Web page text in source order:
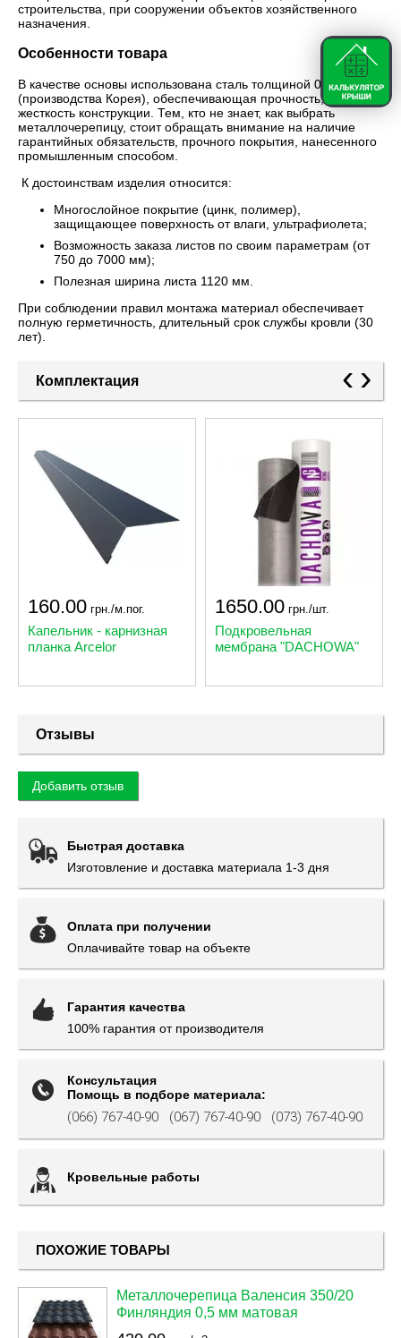
строительства, при сооружении объектов хозяйственного
назначения.
Особенности товара
В качестве основы использована сталь толщиной 0,45 мм
(производства Корея), обеспечивающая прочность,
жесткость конструкции. Тем, кто не знает, как выбрать
металлочерепицу, стоит обращать внимание на наличие
гарантийных обязательств, прочного покрытия, нанесенного
промышленным способом.
К достоинствам изделия относится:
Многослойное покрытие (цинк, полимер),
защищающее поверхность от влаги, ультрафиолета;
Возможность заказа листов по своим параметрам (от
750 до 7000 мм);
Полезная ширина листа 1120 мм.
При соблюдении правил монтажа материал обеспечивает
полную герметичность, длительный срок службы кровли (30
лет).
Комплектация ‹ ›
160.00 грн./м.пог.
Капельник - карнизная
планка Arcelor
1650.00 грн./шт.
Подкровельная
мембрана "DACHOWA"
Отзывы
Добавить отзыв
Быстрая доставка
Изготовление и доставка материала 1-3 дня
Оплата при получении
Оплачивайте товар на объекте
Гарантия качества
100% гарантия от производителя
Консультация
Помощь в подборе материала:
(066) 767-40-90 (067) 767-40-90 (073) 767-40-90
Кровельные работы
ПОХОЖИЕ ТОВАРЫ
Металлочерепица Валенсия 350/20
Финляндия 0,5 мм матовая